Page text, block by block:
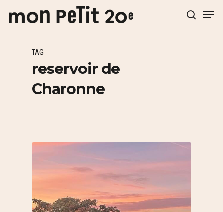
Hit enter to search or ESC to close
TAG
reservoir de
Charonne